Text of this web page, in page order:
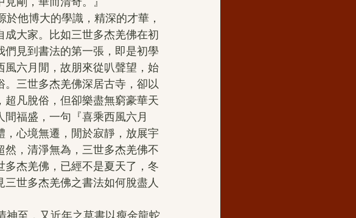
大家。比如三世多杰羌佛在初
見到書法的第一張，即是初學
六月閒，故朋來從叭聲望，始
三世多杰羌佛深居古寺，卻以
凡脫俗，但卻樂盡無窮豪華天
福盛，一句『喜乘西風六月
心境無遷，閒於寂靜，放展宇
，清淨無為，三世多杰羌佛不
杰羌佛，已經不是夏天了，冬
世多杰羌佛之書法如何脫盡人